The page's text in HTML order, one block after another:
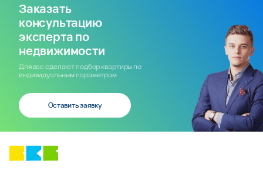
Заказать
консультацию
эксперта по
недвижимости
Для вас сделают подбор квартиры по
индивидуальным параметрам
Оставить заявку